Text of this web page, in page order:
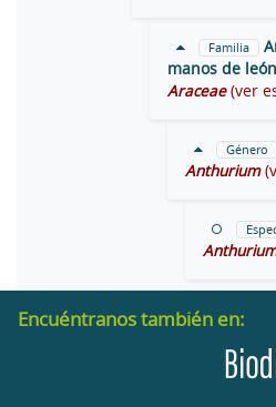
Familia
manos de
Araceae (ver
Género
Anthurium
Encuéntranos también en: